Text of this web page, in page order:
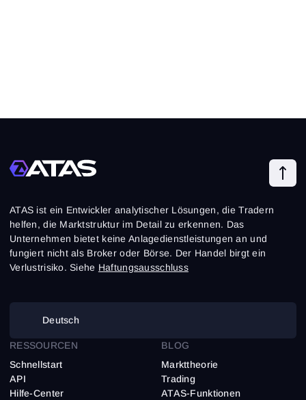
ATAS ist ein Entwickler analytischer Lösungen, die Tradern
helfen, die Marktstruktur im Detail zu erkennen. Das
Unternehmen bietet keine Anlagedienstleistungen an und
fungiert nicht als Broker oder Börse. Der Handel birgt ein
Verlustrisiko. Siehe Haftungsausschluss
Deutsch
RESSOURCEN
Schnellstart
API
Hilfe-Center
BLOG
Markttheorie
Trading
ATAS-Funktionen